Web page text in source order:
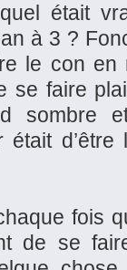
était
à 3 ?
le con en
faire
sombre
était
fois
de se